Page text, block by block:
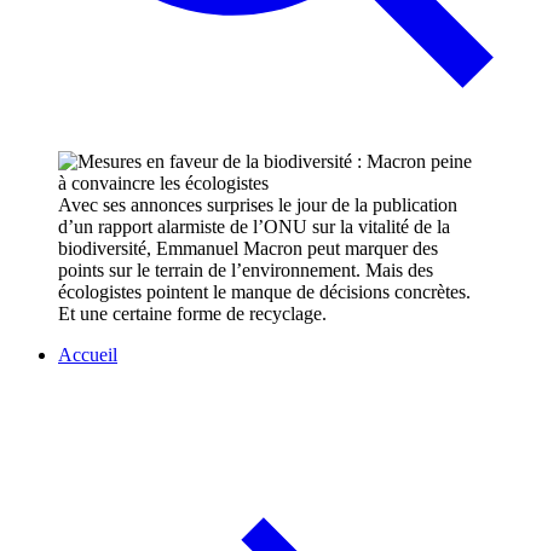
Avec ses annonces surprises le jour de la publication
d’un rapport alarmiste de l’ONU sur la vitalité de la
biodiversité, Emmanuel Macron peut marquer des
points sur le terrain de l’environnement. Mais des
écologistes pointent le manque de décisions concrètes.
Et une certaine forme de recyclage.
Accueil